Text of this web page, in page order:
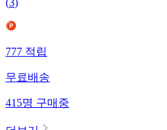
(3)
777적립
무료배송
415명구매중